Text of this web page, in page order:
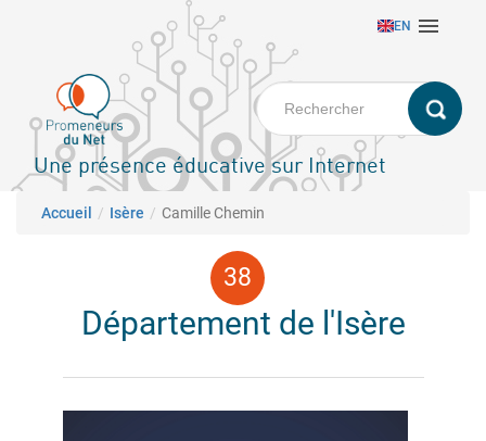
principal
EN 
Une présence éducative sur Internet
Fil d'Ariane
Accueil Isère Camille Chemin
Département de l'Isère